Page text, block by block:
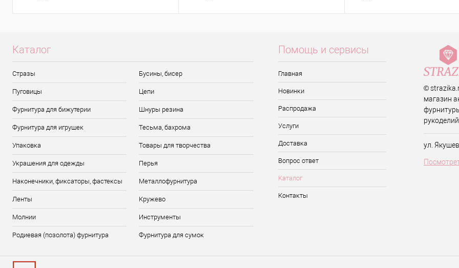
Каталог
Стразы Бусины, бисер
Пуговицы Цепи
Фурнитура для бижутерии Шнуры резина
Фурнитура для игрушек Тесьма, бахрома
Упаковка Товары для творчества
Украшения для одежды Перья
Наконечники, фиксаторы, фастексы Металлофурнитура
Ленты Кружево
Молнии Инструменты
Родиевая (позолота) фурнитура Фурнитура для сумок
Помощь и сервисы
Главная
Новинки
Распродажа
Услуги
Доставка
Вопрос ответ
Каталог
Контакты
©
магазин
ул.